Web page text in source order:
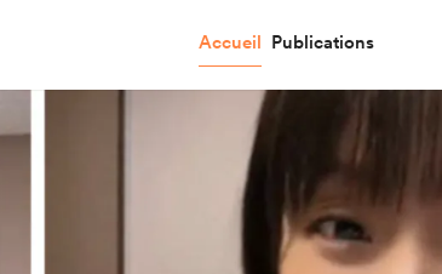
Accueil Publications